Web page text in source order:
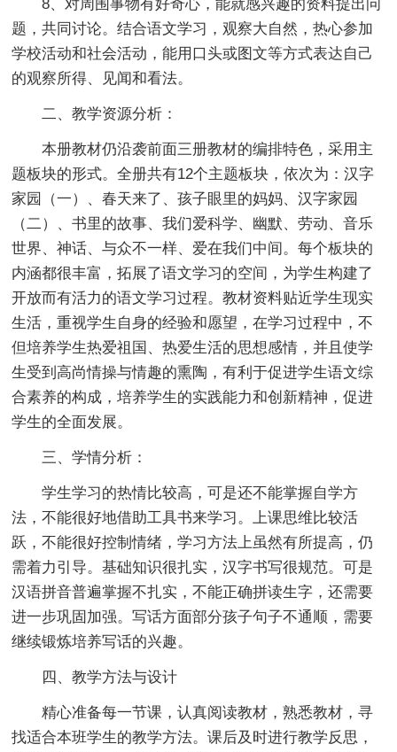
8、对周围事物有好奇心，能就感兴趣的资料提出问
题，共同讨论。结合语文学习，观察大自然，热心参加
学校活动和社会活动，能用口头或图文等方式表达自己
的观察所得、见闻和看法。
二、教学资源分析：
本册教材仍沿袭前面三册教材的编排特色，采用主
题板块的形式。全册共有12个主题板块，依次为：汉字
家园（一）、春天来了、孩子眼里的妈妈、汉字家园
（二）、书里的故事、我们爱科学、幽默、劳动、音乐
世界、神话、与众不一样、爱在我们中间。每个板块的
内涵都很丰富，拓展了语文学习的空间，为学生构建了
开放而有活力的语文学习过程。教材资料贴近学生现实
生活，重视学生自身的经验和愿望，在学习过程中，不
但培养学生热爱祖国、热爱生活的思想感情，并且使学
生受到高尚情操与情趣的熏陶，有利于促进学生语文综
合素养的构成，培养学生的实践能力和创新精神，促进
学生的全面发展。
三、学情分析：
学生学习的热情比较高，可是还不能掌握自学方
法，不能很好地借助工具书来学习。上课思维比较活
跃，不能很好控制情绪，学习方法上虽然有所提高，仍
需着力引导。基础知识很扎实，汉字书写很规范。可是
汉语拼音普遍掌握不扎实，不能正确拼读生字，还需要
进一步巩固加强。写话方面部分孩子句子不通顺，需要
继续锻炼培养写话的兴趣。
四、教学方法与设计
精心准备每一节课，认真阅读教材，熟悉教材，寻
找适合本班学生的教学方法。课后及时进行教学反思，